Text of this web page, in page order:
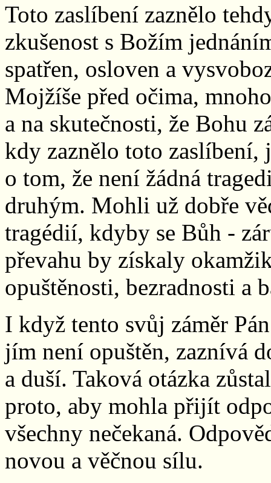
Toto zaslíbení zaznělo
zkušenost s Božím
spatřen, osloven a
Mojžíše před očima,
a na skutečnosti, že Bohu
kdy zaznělo toto
o tom, že není žádná
druhým. Mohli už dobře
tragédií, kdyby se Bůh -
převahu by získaly
opuštěnosti, bezradnosti a
I když tento svůj záměr
jím není opuštěn, zaznívá
a duší. Taková otázka
proto, aby mohla přijít
všechny nečekaná.
novou a věčnou sílu.